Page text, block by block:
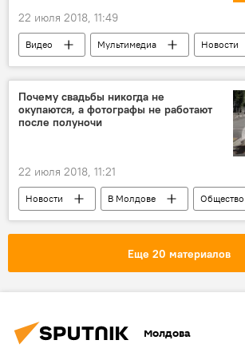
22 июля 2018, 11:49
Видео Мультимедиа
Новости
олененок
погром автомобиль
Почему свадьбы никогда не
окупаются, а фотографы не работают
после полуночи
22 июля 2018, 11:21
Новости В Молдове
Общество
Узнай Молдову!
Республика Молдова
Еще 20 материалов
Молдова